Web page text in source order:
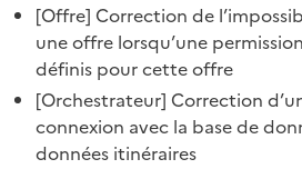
[Offre] Correction de
une offre lorsqu’une
définis pour cette offre
[Orchestrateur] Correction
connexion avec la base de
données itinéraires